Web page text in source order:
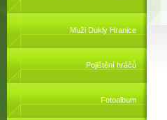
Muži Dukly Hranice
Pojištění hráčů
Fotoalbum